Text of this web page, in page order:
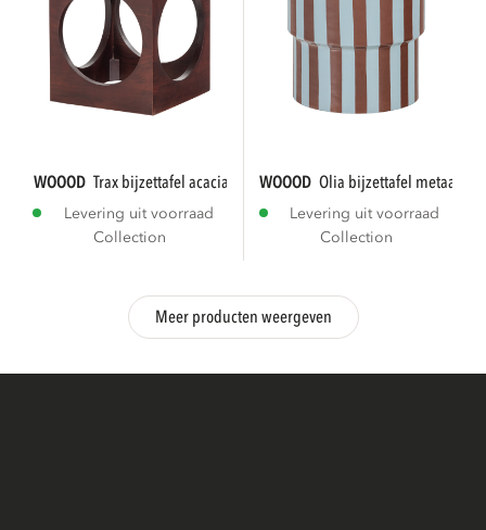
WOOOD trax bijzettafel acaciahout bruin
Levering uit voorraad
Collection
WOOOD olia bijzettafel metaal
Levering uit voorraad
Collection
Meer producten weergeven